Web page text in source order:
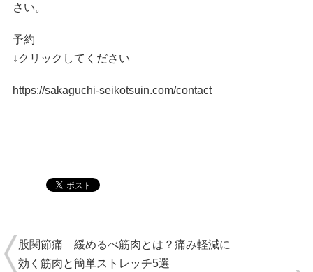
さい。
予約
↓クリックしてください
https://sakaguchi-seikotsuin.com/contact
股関節痛 緩めるべ筋肉とは？痛み軽減に
効く筋肉と簡単ストレッチ5選